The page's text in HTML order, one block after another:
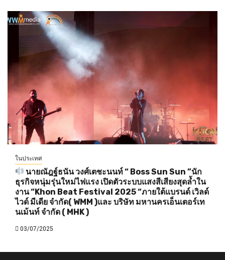
ในประเทศ
นายณัฎฐ์ธนัน วงศ์เตชะนนท์ “ Boss Sun Sun ”นัก
ธุรกิจหนุ่มรุ่นใหม่ไฟแรง เปิดตัวระบบแสงสีเสียงสุดล้ำใน
งาน “Khon Beat Festival 2025 “ภายใต้แบรนด์ เวิลด์
ไวด์ มีเดีย จำกัด( WMM )และ บริษัท มหานครเอ็นเตอร์เท
นเม้นท์ จำกัด ( MHK )
03/07/2025